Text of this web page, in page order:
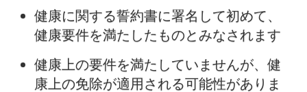
健康に関する誓約書に署名して初めて、
健康要件を満たしたものとみなされます
健康上の要件を満たしていませんが、健
康上の免除が適用される可能性がありま